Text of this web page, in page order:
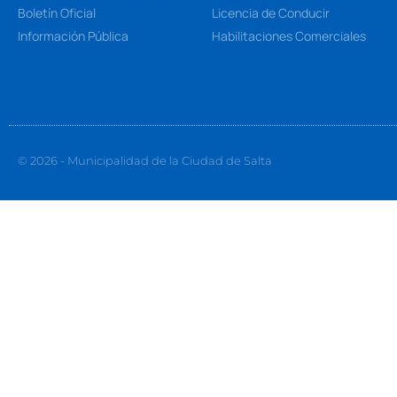
Boletín Oficial
Información Pública
Licencia de Conducir
Habilitaciones Comerciales
© 2026 - Municipalidad de la Ciudad de Salta